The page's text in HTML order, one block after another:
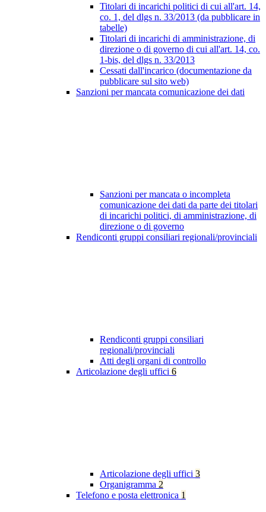
Titolari di incarichi politici di cui all'art. 14,
co. 1, del dlgs n. 33/2013 (da pubblicare in
tabelle)
Titolari di incarichi di amministrazione, di
direzione o di governo di cui all'art. 14, co.
1-bis, del dlgs n. 33/2013
Cessati dall'incarico (documentazione da
pubblicare sul sito web)
Sanzioni per mancata comunicazione dei dati
Sanzioni per mancata o incompleta
comunicazione dei dati da parte dei titolari
di incarichi politici, di amministrazione, di
direzione o di governo
Rendiconti gruppi consiliari regionali/provinciali
Rendiconti gruppi consiliari
regionali/provinciali
Atti degli organi di controllo
Articolazione degli uffici 6
Articolazione degli uffici 3
Organigramma 2
Telefono e posta elettronica 1